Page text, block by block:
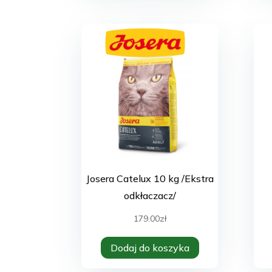
Josera Catelux 10 kg /Ekstra
odkłaczacz/
179.00zł
Dodaj do koszyka